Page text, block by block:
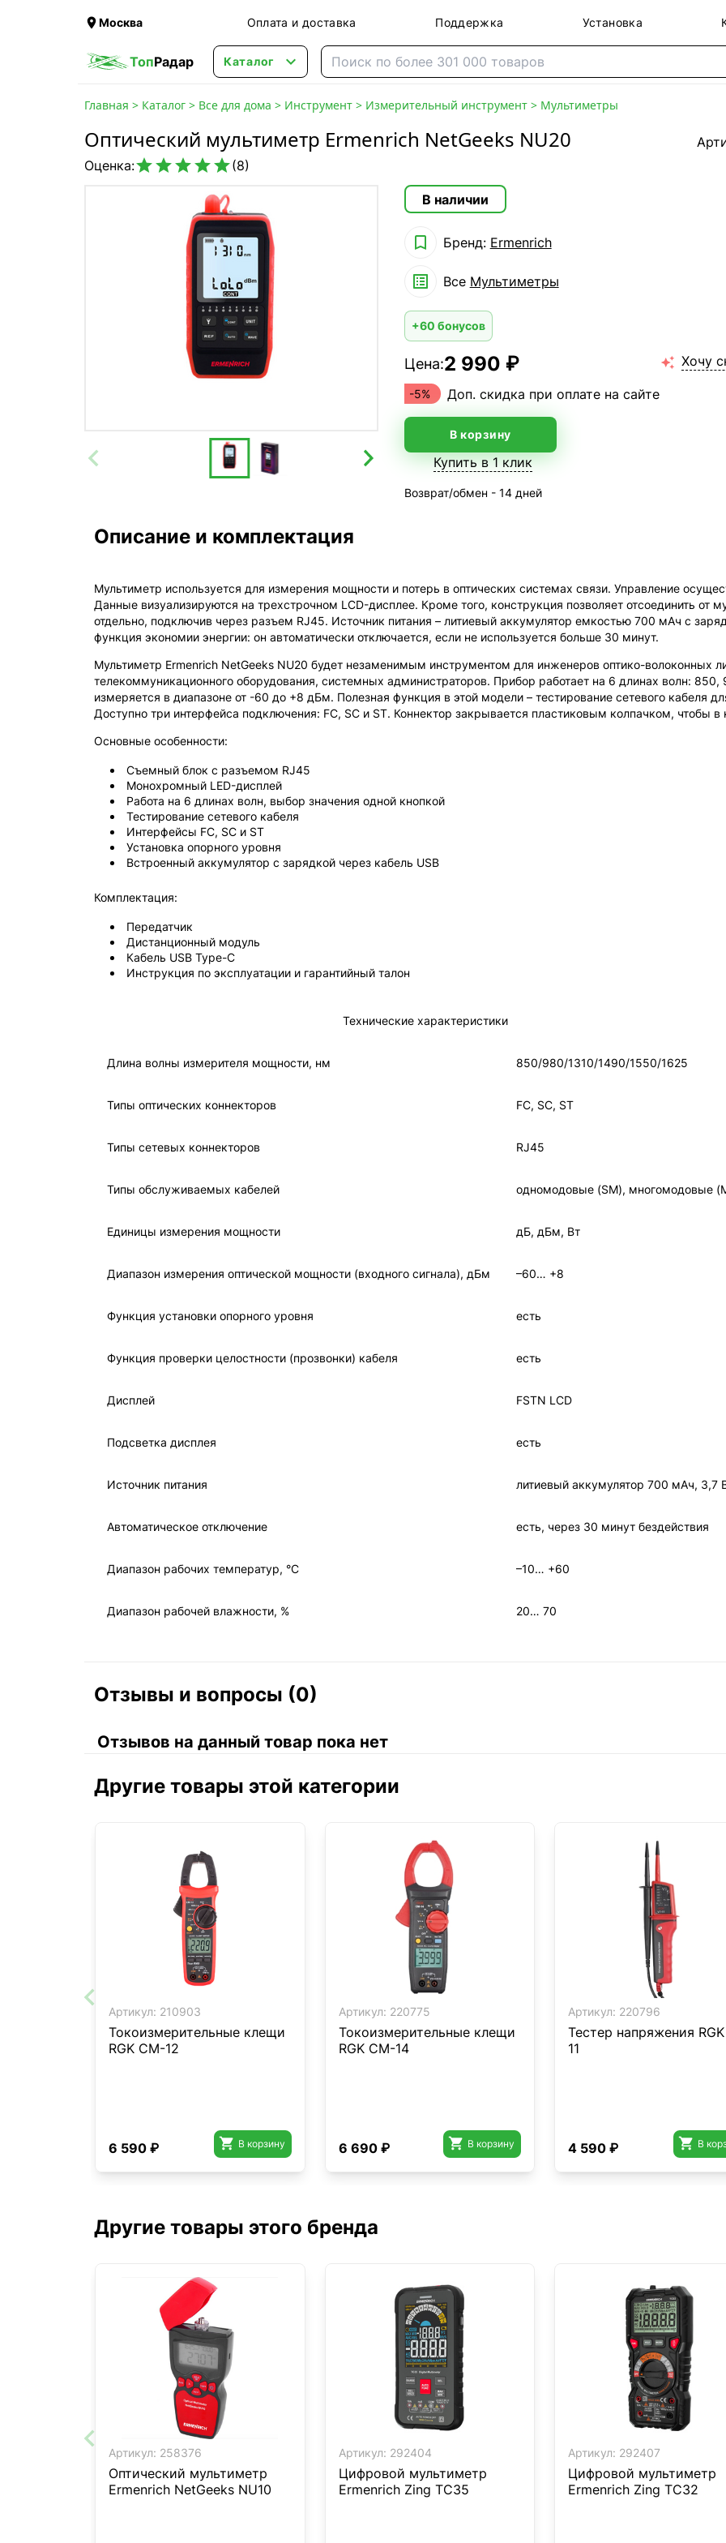
Москва Оплата и доставка Поддержка Установка
ТопРадар Каталог 
Главная > Каталог > Все для дома > Инструмент > Измерительный инструмент > Мультиметры
Оптический мультиметр Ermenrich NetGeeks NU20
Оценка:(8)
В наличии
 Бренд: Ermenrich
 Все Мультиметры
+60 бонусов
Цена:2 990 ₽  Хочу
-5% Доп. скидка при оплате на сайте
В корзину
Купить в 1 клик
Возврат/обмен - 14 дней
Описание и комплектация
Мультиметр используется для измерения мощности и потерь в оптических системах связи. Управление
Данные визуализируются на трехстрочном LCD-дисплее. Кроме того, конструкция позволяет отсоединить от
отдельно, подключив через разъем RJ45. Источник питания – литиевый аккумулятор емкостью 700 мАч с
функция экономии энергии: он автоматически отключается, если не используется больше 30 минут.
Мультиметр Ermenrich NetGeeks NU20 будет незаменимым инструментом для инженеров оптико-волоконных
телекоммуникационного оборудования, системных администраторов. Прибор работает на 6 длинах волн:
измеряется в диапазоне от -60 до +8 дБм. Полезная функция в этой модели – тестирование сетевого кабеля
Доступно три интерфейса подключения: FC, SC и ST. Коннектор закрывается пластиковым колпачком, чтобы в
Основные особенности:
Съемный блок с разъемом RJ45
Монохромный LED-дисплей
Работа на 6 длинах волн, выбор значения одной кнопкой
Тестирование сетевого кабеля
Интерфейсы FC, SC и ST
Установка опорного уровня
Встроенный аккумулятор с зарядкой через кабель USB
Комплектация:
Передатчик
Дистанционный модуль
Кабель USB Type-C
Инструкция по эксплуатации и гарантийный талон
Технические характеристики
Длина волны измерителя мощности, нм 850/980/1310/1490/1550/1625
Типы оптических коннекторов FC, SC, ST
Типы сетевых коннекторов RJ45
Типы обслуживаемых кабелей одномодовые (SM), многомодовые
Единицы измерения мощности дБ, дБм, Вт
Диапазон измерения оптической мощности (входного сигнала), дБм –60… +8
Функция установки опорного уровня есть
Функция проверки целостности (прозвонки) кабеля есть
Дисплей FSTN LCD
Подсветка дисплея есть
Источник питания литиевый аккумулятор 700 мАч, 3,7
Автоматическое отключение есть, через 30 минут бездействия
Диапазон рабочих температур, °C –10… +60
Диапазон рабочей влажности, % 20… 70
Отзывы и вопросы (0)
Отзывов на данный товар пока нет
Другие товары этой категории
Артикул: 210903
Токоизмерительные клещи
RGK CM-12
6 590 ₽  В корзину
Артикул: 220775
Токоизмерительные клещи
RGK CM-14
6 690 ₽  В корзину
Артикул: 220796
Тестер напряжения
11
4 590 ₽  В
Другие товары этого бренда
Артикул: 258376
Оптический мультиметр
Ermenrich NetGeeks NU10
Артикул: 292404
Цифровой мультиметр
Ermenrich Zing TC35
Артикул: 292407
Цифровой мультиметр
Ermenrich Zing TC32